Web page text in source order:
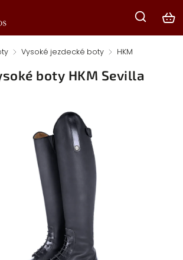
/ Vysoké jezdecké boty / HKM
boty HKM Sevilla